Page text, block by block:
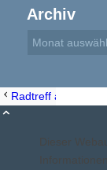
Geschichte
Archiv
Radtreff am
Dieser